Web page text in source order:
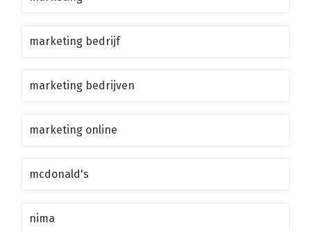
marketing bedrijf
marketing bedrijven
marketing online
mcdonald's
nima